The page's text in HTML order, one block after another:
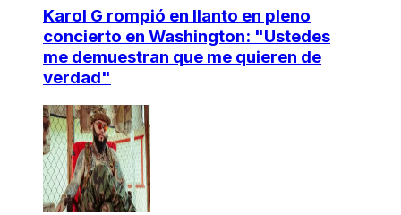
Karol G rompió en llanto en pleno
concierto en Washington: "Ustedes
me demuestran que me quieren de
verdad"